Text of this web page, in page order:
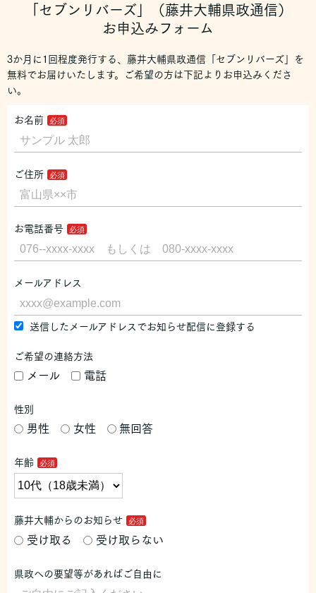
「セブンリバーズ」（藤井大輔県政通信）
お申込みフォーム
3か月に1回程度発行する、藤井大輔県政通信「セブンリバーズ」を
無料でお届けいたします。ご希望の方は下記よりお申込みくださ
い。
お名前
ご住所
お電話番号
メールアドレス
送信したメールアドレスでお知らせ配信に登録する
ご希望の連絡方法
メール 電話
性別
男性 女性 無回答
年齢
藤井大輔からのお知らせ
受け取る 受け取らない
県政への要望等があればご自由に